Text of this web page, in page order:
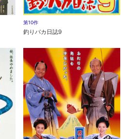
第10作
釣りバカ日誌9